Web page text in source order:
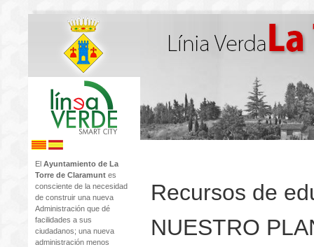
El Ayuntamiento de La
Torre de Claramunt es
consciente de la necesidad
de construir una nueva
Administración que dé
facilidades a sus
ciudadanos; una nueva
administración menos
Recursos de
NUESTRO